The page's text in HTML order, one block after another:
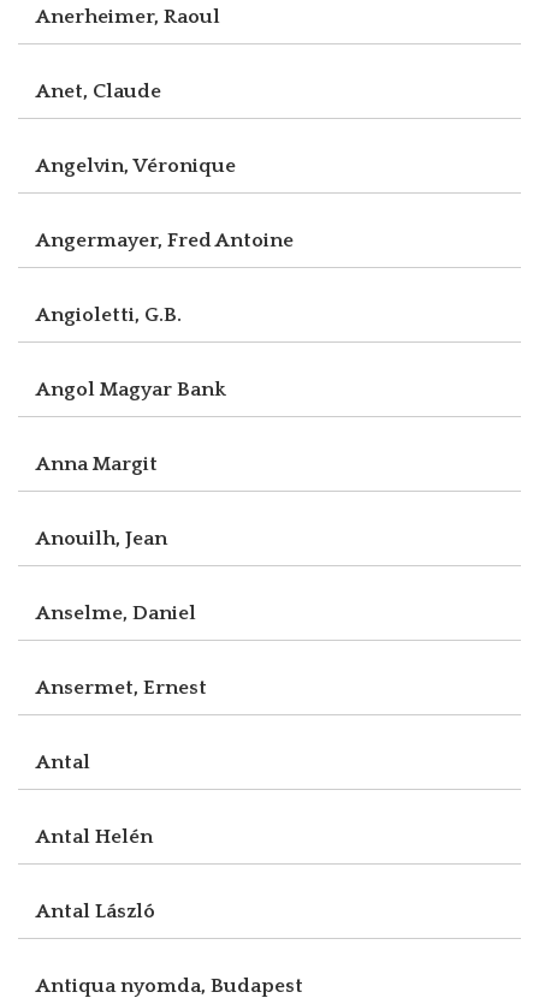
Anerheimer, Raoul
Anet, Claude
Angelvin, Véronique
Angermayer, Fred Antoine
Angioletti, G.B.
Angol Magyar Bank
Anna Margit
Anouilh, Jean
Anselme, Daniel
Ansermet, Ernest
Antal
Antal Helén
Antal László
Antiqua nyomda, Budapest